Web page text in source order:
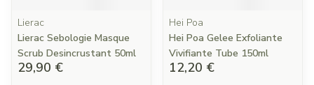
Lierac
Lierac Sebologie Masque
Scrub Desincrustant 50ml
29,90 €
Hei Poa
Hei Poa Gelee Exfoliante
Vivifiante Tube 150ml
12,20 €